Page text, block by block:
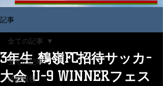
記事
全ての記事
活動報告
全ての記事
3年生 鶴嶺FC招待サッカ-
大会 U-9 WINNERフェス